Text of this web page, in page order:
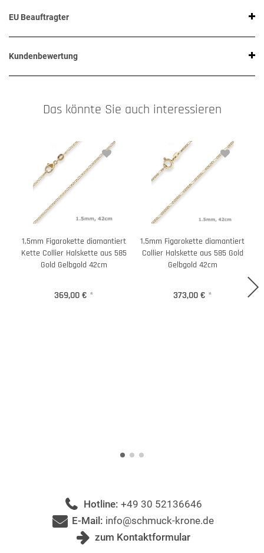
EU Beauftragter
Kundenbewertung
Das könnte Sie auch interessieren
1,5mm Figarokette diamantiert
Kette Collier Halskette aus 585
Gold Gelbgold 42cm
369,00 € *
1,5mm Figarokette diamantiert
Collier Halskette aus 585 Gold
Gelbgold 42cm
373,00 € *
Hotline: +49 30 52136646
E-Mail: info@schmuck-krone.de
zum Kontaktformular